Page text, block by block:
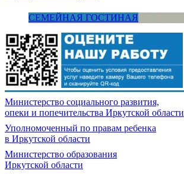
СЕМЕЙНАЯ ГОСТИНАЯ
Министерство социального развития,
опеки и попечительства Иркутской области
Уполномоченный по правам ребенка
в Иркутской области
Министерство образования
Иркутской области